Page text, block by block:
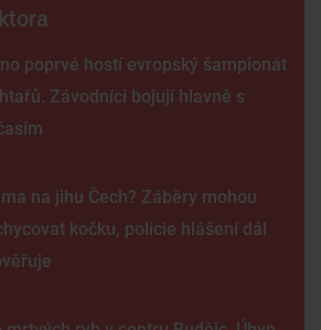
poprvé hostí evropský šampionát
Závodníci bojují hlavně s
na jihu Čech? Záběry mohou
kočku, policie hlášení dál